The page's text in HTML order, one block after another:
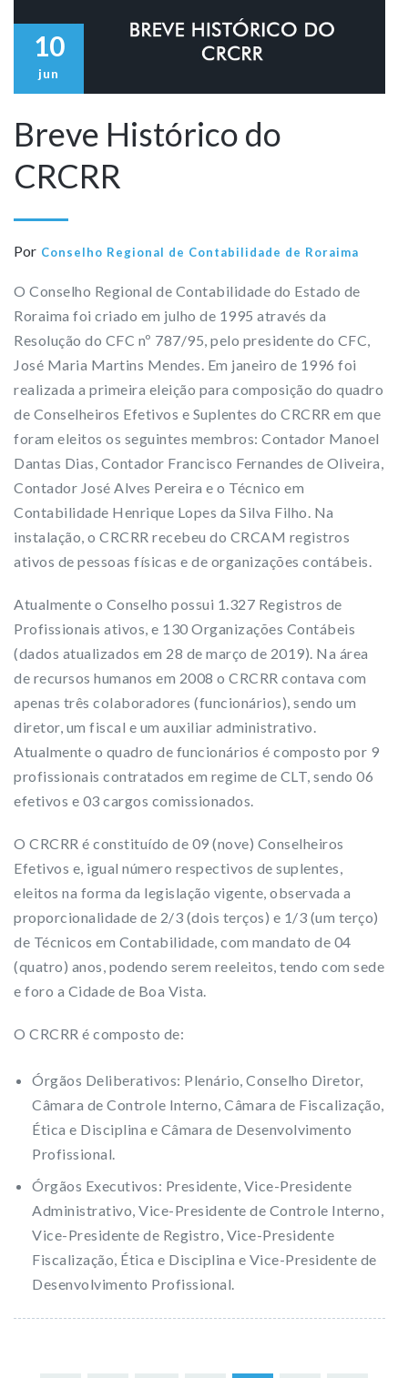
10
jun
Breve Histórico do
CRCRR
Por Conselho Regional de Contabilidade de Roraima
O Conselho Regional de Contabilidade do Estado de
Roraima foi criado em julho de 1995 através da
Resolução do CFC nº 787/95, pelo presidente do CFC,
José Maria Martins Mendes. Em janeiro de 1996 foi
realizada a primeira eleição para composição do quadro
de Conselheiros Efetivos e Suplentes do CRCRR em que
foram eleitos os seguintes membros: Contador Manoel
Dantas Dias, Contador Francisco Fernandes de Oliveira,
Contador José Alves Pereira e o Técnico em
Contabilidade Henrique Lopes da Silva Filho. Na
instalação, o CRCRR recebeu do CRCAM registros
ativos de pessoas físicas e de organizações contábeis.
Atualmente o Conselho possui 1.327 Registros de
Profissionais ativos, e 130 Organizações Contábeis
(dados atualizados em 28 de março de 2019). Na área
de recursos humanos em 2008 o CRCRR contava com
apenas três colaboradores (funcionários), sendo um
diretor, um fiscal e um auxiliar administrativo.
Atualmente o quadro de funcionários é composto por 9
profissionais contratados em regime de CLT, sendo 06
efetivos e 03 cargos comissionados.
O CRCRR é constituído de 09 (nove) Conselheiros
Efetivos e, igual número respectivos de suplentes,
eleitos na forma da legislação vigente, observada a
proporcionalidade de 2/3 (dois terços) e 1/3 (um terço)
de Técnicos em Contabilidade, com mandato de 04
(quatro) anos, podendo serem reeleitos, tendo com sede
e foro a Cidade de Boa Vista.
O CRCRR é composto de:
Órgãos Deliberativos: Plenário, Conselho Diretor,
Câmara de Controle Interno, Câmara de Fiscalização,
Ética e Disciplina e Câmara de Desenvolvimento
Profissional.
Órgãos Executivos: Presidente, Vice-Presidente
Administrativo, Vice-Presidente de Controle Interno,
Vice-Presidente de Registro, Vice-Presidente
Fiscalização, Ética e Disciplina e Vice-Presidente de
Desenvolvimento Profissional.